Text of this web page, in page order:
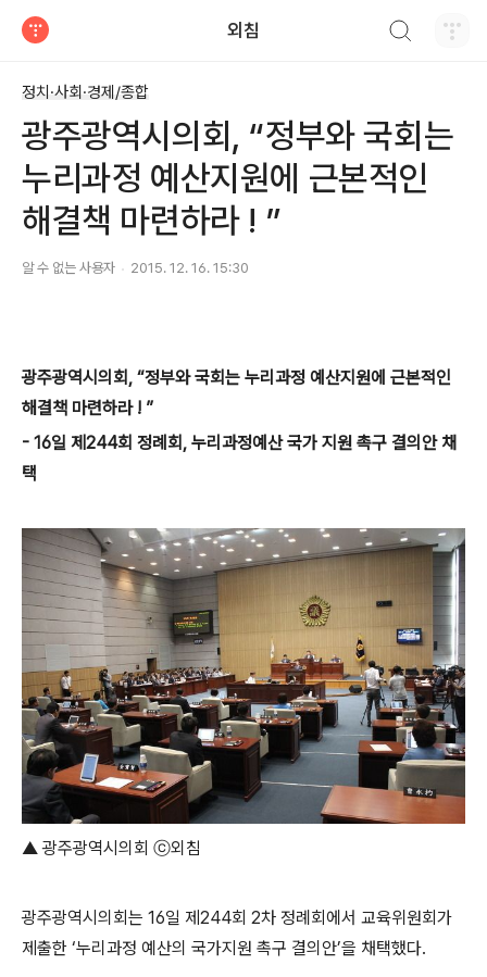
외침
정치·사회·경제/종합
광주광역시의회, “정부와 국회는
누리과정 예산지원에 근본적인
해결책 마련하라 ! ”
알 수 없는 사용자 2015. 12. 16. 15:30
광주광역시의회, “정부와 국회는 누리과정 예산지원에 근본적인
해결책 마련하라 ! ”
- 16일 제244회 정례회, 누리과정예산 국가 지원 촉구 결의안 채
택
▲ 광주광역시의회 ⓒ외침
광주광역시의회는 16일 제244회 2차 정례회에서 교육위원회가
제출한 ‘누리과정 예산의 국가지원 촉구 결의안’을 채택했다.